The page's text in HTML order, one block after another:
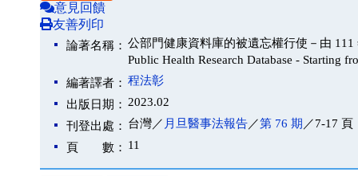
意見回饋
友善列印
論著名稱： 公部門健康資料庫的被遺忘權行使－由
Public Health Research Database - Starting
編著譯者： 程法彰
出版日期： 2023.02
刊登出處： 台灣／ 月旦醫事法報告／第 76 期 ／7-17 頁
頁 數： 11